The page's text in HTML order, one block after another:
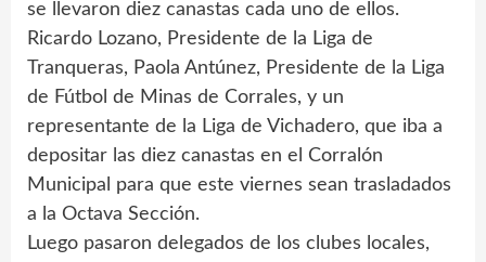
se llevaron diez canastas cada uno de ellos.
Ricardo Lozano, Presidente de la Liga de
Tranqueras, Paola Antúnez, Presidente de la Liga
de Fútbol de Minas de Corrales, y un
representante de la Liga de Vichadero, que iba a
depositar las diez canastas en el Corralón
Municipal para que este viernes sean trasladados
a la Octava Sección.
Luego pasaron delegados de los clubes locales,